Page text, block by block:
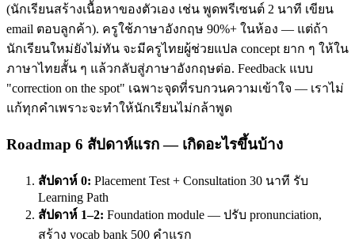
(นักเรียนสร้างเนื้อหาของตัวเอง เช่น พูดพรีเซนต์ 2 นาที เขียน
email ตอบลูกค้า). ครูใช้ภาษาอังกฤษ 90%+ ในห้อง — แต่ถ้า
นักเรียนใหม่ยังไม่ทัน จะมีครูไทยผู้ช่วยแปล concept ยาก ๆ ให้ใน
ภาษาไทยสั้น ๆ แล้วกลับสู่ภาษาอังกฤษต่อ. Feedback แบบ
"correction on the spot" เฉพาะจุดที่รบกวนความเข้าใจ — เราไม่
แก้ทุกคำเพราะจะทำให้นักเรียนไม่กล้าพูด
Roadmap 6 สัปดาห์แรก — เกิดอะไรขึ้นบ้าง
สัปดาห์ 0: Placement Test + Consultation 30 นาที รับ
Learning Path
สัปดาห์ 1–2: Foundation module — ปรับ pronunciation,
สร้าง vocab bank 500 คำแรก